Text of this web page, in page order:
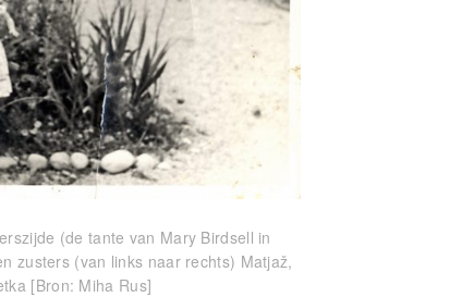
(de tante van Mary Birdsell in
zusters (van links naar rechts) Matjaž,
[Bron: Miha Rus]